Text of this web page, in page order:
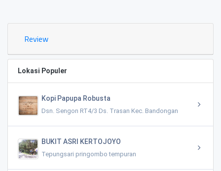
Review
Lokasi Populer
Kopi Papupa Robusta
Dsn. Sengon RT4/3 Ds. Trasan Kec. Bandongan
BUKIT ASRI KERTOJOYO
Tepungsari pringombo tempuran